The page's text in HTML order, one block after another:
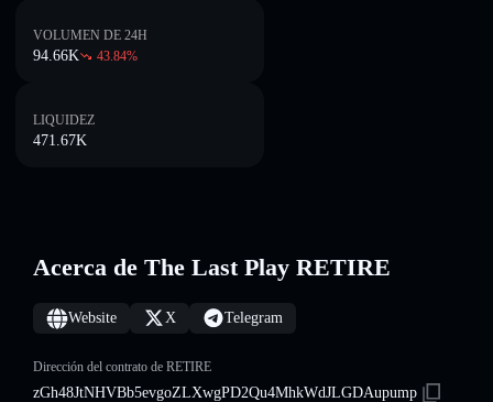
VOLUMEN DE 24H
94.66K 43.84%
LIQUIDEZ
471.67K
Acerca de The Last Play RETIRE
Website X Telegram
Dirección del contrato de RETIRE
zGh48JtNHVBb5evgoZLXwgPD2Qu4MhkWdJLGDAupump